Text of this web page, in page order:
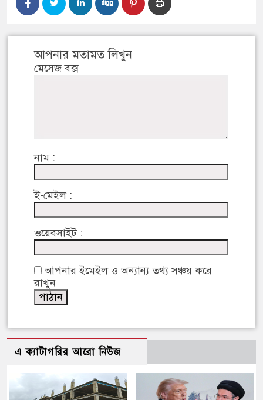
আপনার মতামত লিখুন
মেসেজ বক্স
নাম :
ই-মেইল :
ওয়েবসাইট :
আপনার ইমেইল ও অন্যান্য তথ্য সঞ্চয় করে
রাখুন
এ ক্যাটাগরির আরো নিউজ